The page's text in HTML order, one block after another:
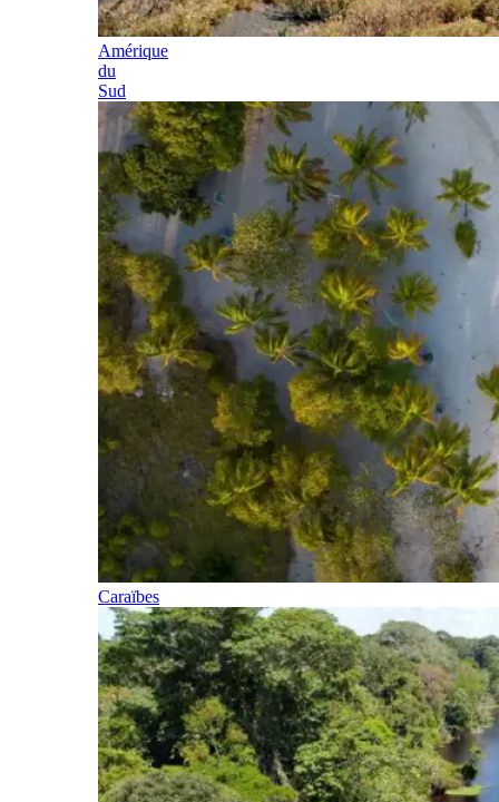
Amérique
du
Sud
Caraïbes